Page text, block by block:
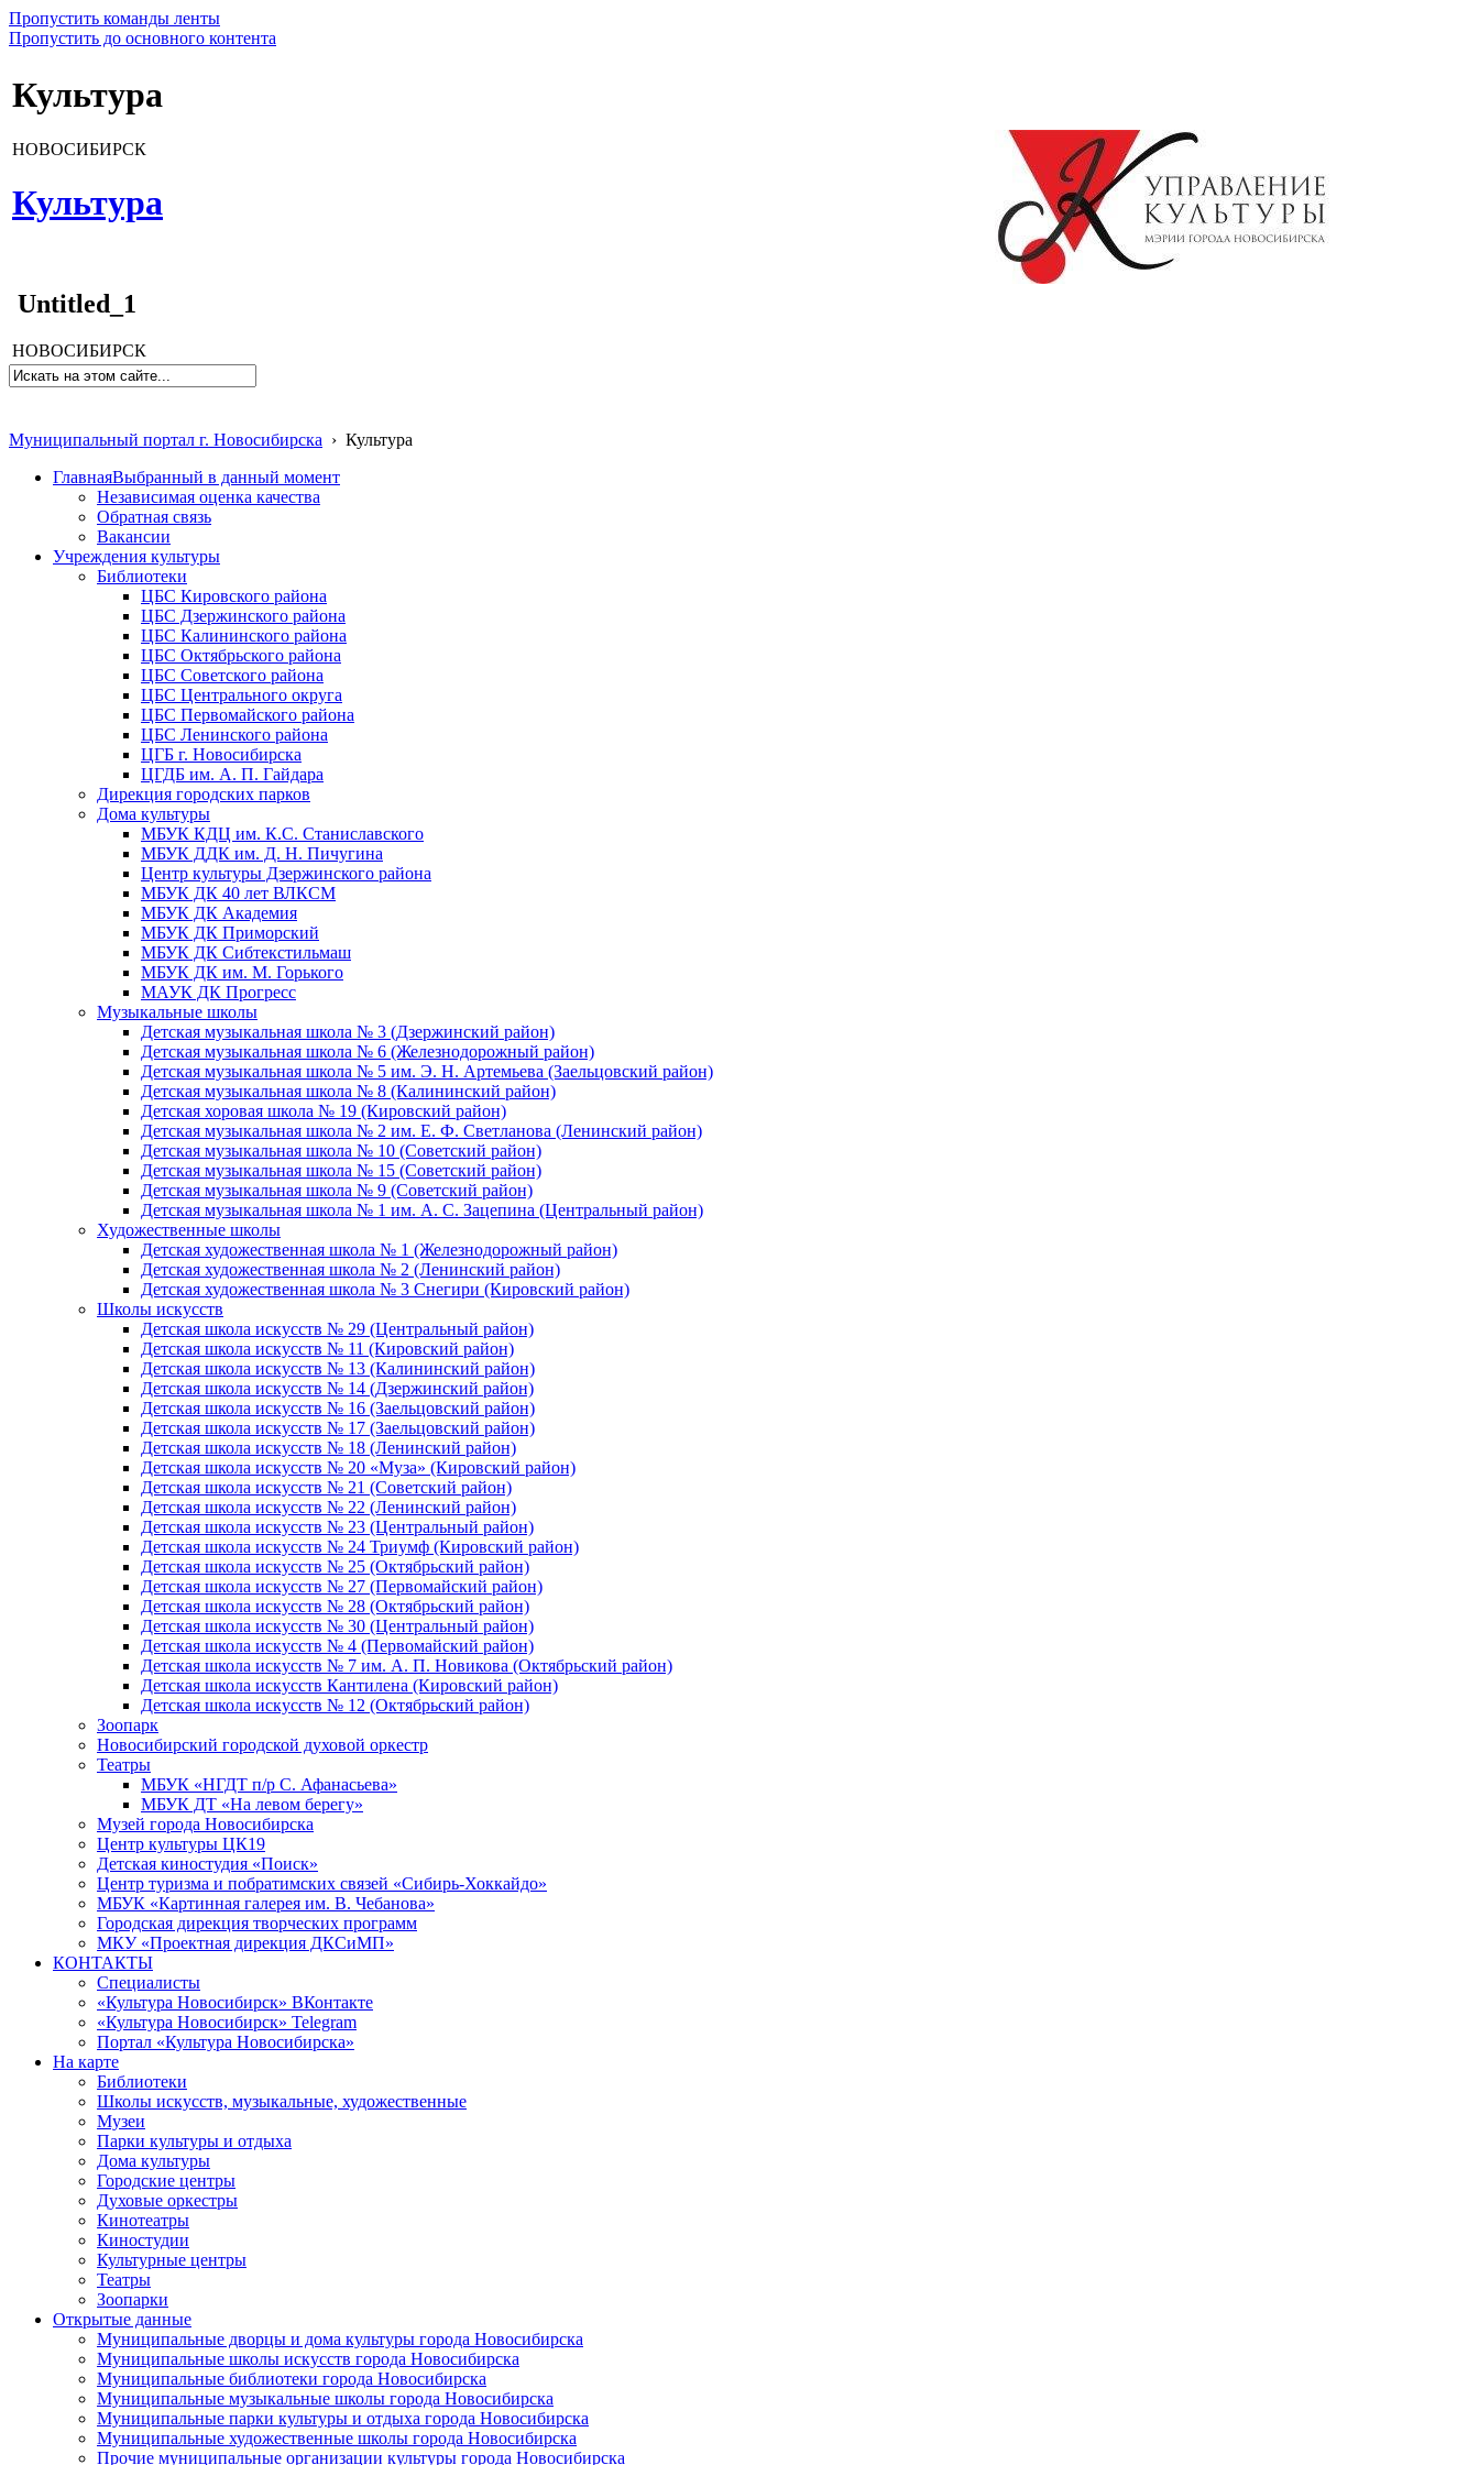
Пропустить команды ленты
Пропустить до основного контента
Культура
НОВОСИБИРСК
Культура
Untitled_1
НОВОСИБИРСК
Муниципальный портал г. Новосибирска › Культура
ГлавнаяВыбранный в данный момент
Независимая оценка качества
Обратная связь
Вакансии
Учреждения культуры
Библиотеки
ЦБС Кировского района
ЦБС Дзержинского района
ЦБС Калининского района
ЦБС Октябрьского района
ЦБС Советского района
ЦБС Центрального округа
ЦБС Первомайского района
ЦБС Ленинского района
ЦГБ г. Новосибирска
ЦГДБ им. А. П. Гайдара
Дирекция городских парков
Дома культуры
МБУК КДЦ им. К.С. Станиславского
МБУК ДДК им. Д. Н. Пичугина
Центр культуры Дзержинского района
МБУК ДК 40 лет ВЛКСМ
МБУК ДК Академия
МБУК ДК Приморский
МБУК ДК Сибтекстильмаш
МБУК ДК им. М. Горького
МАУК ДК Прогресс
Музыкальные школы
Детская музыкальная школа № 3 (Дзержинский район)
Детская музыкальная школа № 6 (Железнодорожный район)
Детская музыкальная школа № 5 им. Э. Н. Артемьева (Заельцовский район)
Детская музыкальная школа № 8 (Калининский район)
Детская хоровая школа № 19 (Кировский район)
Детская музыкальная школа № 2 им. Е. Ф. Светланова (Ленинский район)
Детская музыкальная школа № 10 (Советский район)
Детская музыкальная школа № 15 (Советский район)
Детская музыкальная школа № 9 (Советский район)
Детская музыкальная школа № 1 им. А. С. Зацепина (Центральный район)
Художественные школы
Детская художественная школа № 1 (Железнодорожный район)
Детская художественная школа № 2 (Ленинский район)
Детская художественная школа № 3 Снегири (Кировский район)
Школы искусств
Детская школа искусств № 29 (Центральный район)
Детская школа искусств № 11 (Кировский район)
Детская школа искусств № 13 (Калининский район)
Детская школа искусств № 14 (Дзержинский район)
Детская школа искусств № 16 (Заельцовский район)
Детская школа искусств № 17 (Заельцовский район)
Детская школа искусств № 18 (Ленинский район)
Детская школа искусств № 20 «Муза» (Кировский район)
Детская школа искусств № 21 (Советский район)
Детская школа искусств № 22 (Ленинский район)
Детская школа искусств № 23 (Центральный район)
Детская школа искусств № 24 Триумф (Кировский район)
Детская школа искусств № 25 (Октябрьский район)
Детская школа искусств № 27 (Первомайский район)
Детская школа искусств № 28 (Октябрьский район)
Детская школа искусств № 30 (Центральный район)
Детская школа искусств № 4 (Первомайский район)
Детская школа искусств № 7 им. А. П. Новикова (Октябрьский район)
Детская школа искусств Кантилена (Кировский район)
Детская школа искусств № 12 (Октябрьский район)
Зоопарк
Новосибирский городской духовой оркестр
Театры
МБУК «НГДТ п/р С. Афанасьева»
МБУК ДТ «На левом берегу»
Музей города Новосибирска
Центр культуры ЦК19
Детская киностудия «Поиск»
Центр туризма и побратимских связей «Сибирь-Хоккайдо»
МБУК «Картинная галерея им. В. Чебанова»
Городская дирекция творческих программ
МКУ «Проектная дирекция ДКСиМП»
КОНТАКТЫ
Специалисты
«Культура Новосибирск» ВКонтакте
«Культура Новосибирск» Telegram
Портал «Культура Новосибирска»
На карте
Библиотеки
Школы искусств, музыкальные, художественные
Музеи
Парки культуры и отдыха
Дома культуры
Городские центры
Духовые оркестры
Кинотеатры
Киностудии
Культурные центры
Театры
Зоопарки
Открытые данные
Муниципальные дворцы и дома культуры города Новосибирска
Муниципальные школы искусств города Новосибирска
Муниципальные библиотеки города Новосибирска
Муниципальные музыкальные школы города Новосибирска
Муниципальные парки культуры и отдыха города Новосибирска
Муниципальные художественные школы города Новосибирска
Прочие муниципальные организации культуры города Новосибирска